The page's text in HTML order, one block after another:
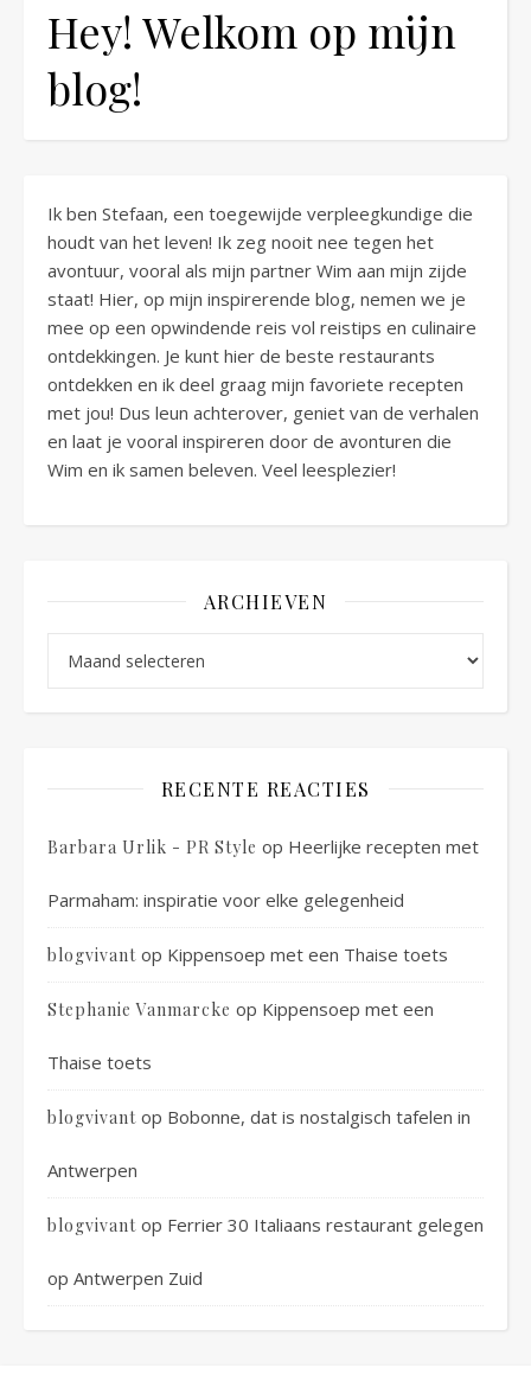
Hey! Welkom op mijn
blog!
Ik ben Stefaan, een toegewijde verpleegkundige die
houdt van het leven! Ik zeg nooit nee tegen het
avontuur, vooral als mijn partner Wim aan mijn zijde
staat! Hier, op mijn inspirerende blog, nemen we je
mee op een opwindende reis vol reistips en culinaire
ontdekkingen. Je kunt hier de beste restaurants
ontdekken en ik deel graag mijn favoriete recepten
met jou! Dus leun achterover, geniet van de verhalen
en laat je vooral inspireren door de avonturen die
Wim en ik samen beleven. Veel leesplezier!
ARCHIEVEN
RECENTE REACTIES
Barbara Urlik - PR Style op Heerlijke recepten met
Parmaham: inspiratie voor elke gelegenheid
blogvivant op Kippensoep met een Thaise toets
Stephanie Vanmarcke op Kippensoep met een
Thaise toets
blogvivant op Bobonne, dat is nostalgisch tafelen in
Antwerpen
blogvivant op Ferrier 30 Italiaans restaurant gelegen
op Antwerpen Zuid